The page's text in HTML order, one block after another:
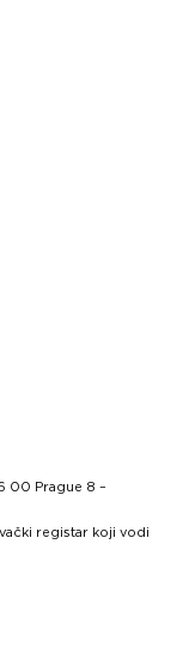
00 Prague 8 –
registar koji vodi